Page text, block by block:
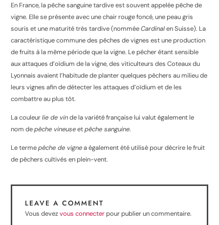
En France, la pêche sanguine tardive est souvent appelée pêche de
vigne. Elle se présente avec une chair rouge foncé, une peau gris
souris et une maturité très tardive (nomméeCardinalen Suisse). La
caractéristique commune des pêches de vignes est une production
de fruits à la même période que la vigne. Le pêcher étant sensible
aux attaques d’oïdium de la vigne, des viticulteurs des Coteaux du
Lyonnais avaient l’habitude de planter quelques pêchers au milieu de
leurs vignes afin de détecter les attaques d’oïdium et de les
combattre au plus tôt.
La couleurlie de vinde la variété française lui valut également le
nom depêche vineuseetpêche sanguine.
Le termepêche de vignea également été utilisé pour décrire le fruit
de pêchers cultivés en plein-vent.
LEAVE A COMMENT
Vous devezvous connecter pour publier un commentaire.